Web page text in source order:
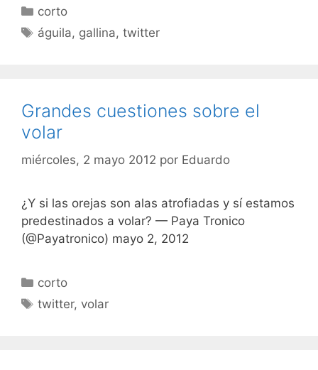
Categorías
corto
Etiquetas
águila, gallina,twitter
Grandes cuestiones sobre el
volar
miércoles, 2 mayo 2012 por Eduardo
¿Y si las orejas son alas atrofiadas y sí estamos
predestinados a volar? — Paya Tronico
(@Payatronico) mayo 2, 2012
Categorías
corto
Etiquetas
twitter, volar